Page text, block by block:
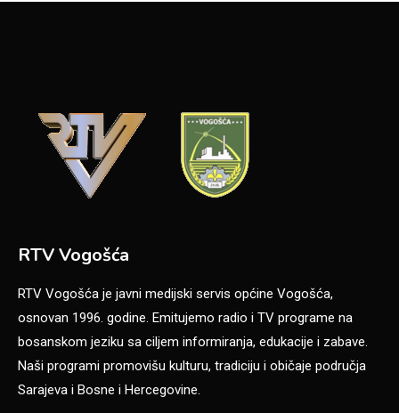
RTV Vogošća
RTV Vogošća je javni medijski servis općine Vogošća,
osnovan 1996. godine. Emitujemo radio i TV programe na
bosanskom jeziku sa ciljem informiranja, edukacije i zabave.
Naši programi promovišu kulturu, tradiciju i običaje područja
Sarajeva i Bosne i Hercegovine.